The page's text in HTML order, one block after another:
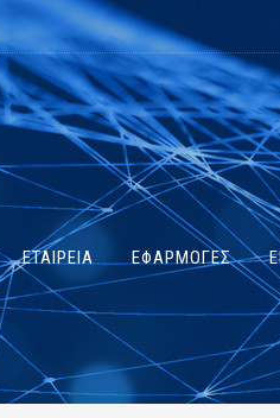
ΕΤΑΙΡΕΙΑ ΕΦΑΡΜΟΓΕΣ